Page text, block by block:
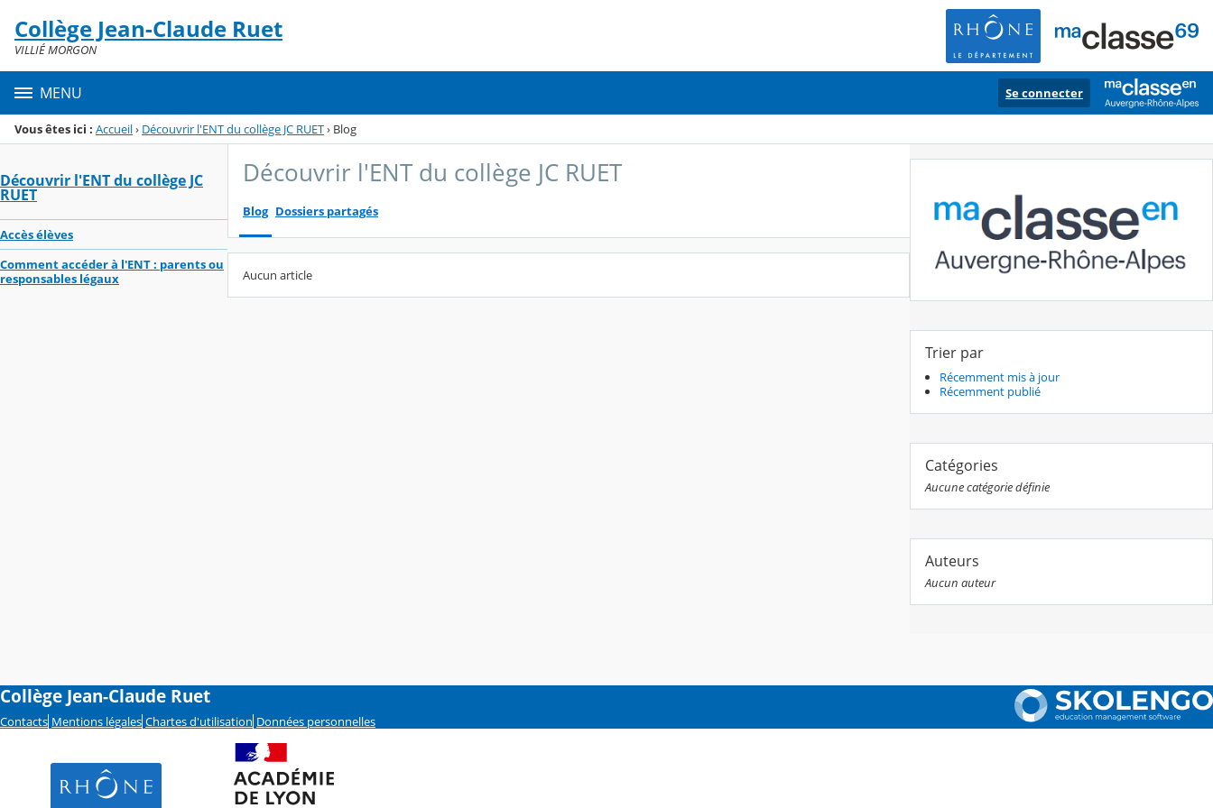
Menu de la rubrique
Contenu
Collège Jean-Claude Ruet
VILLIÉ MORGON
MENU Se connecter
Vous êtes ici : Accueil› Découvrir l'ENT du collège JC RUET› Blog
Découvrir l'ENT du collège JC
RUET
Accès élèves
Comment accéder à l'ENT : parents ou
responsables légaux
Découvrir l'ENT du collège JC RUET
Blog Dossiers partagés
Aucun article
Trier par
Récemment mis à jour
Récemment publié
Catégories
Aucune catégorie définie
Auteurs
Aucun auteur
Collège Jean-Claude Ruet
Contacts Mentions légales Chartes d'utilisation Données personnelles